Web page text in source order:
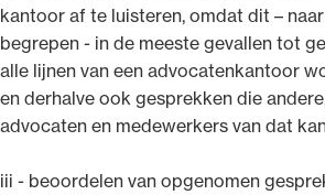
kantoor af te luisteren, omdat dit –
begrepen - in de meeste gevallen tot
alle lijnen van een advocatenkantoor
en derhalve ook gesprekken die
advocaten en medewerkers van dat
iii - beoordelen van opgenomen